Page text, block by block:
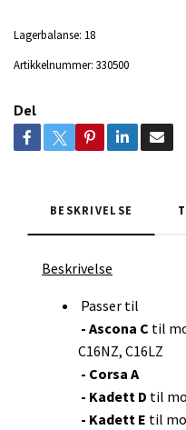
Lagerbalanse: 18
Artikkelnummer: 330500
Del
BESKRIVELSE
Beskrivelse
Passer til
- Ascona C til
C16NZ, C16LZ
- Corsa A
- Kadett D til
- Kadett E til